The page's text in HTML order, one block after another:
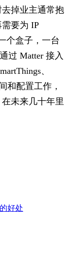
掉业主通常抱
要为 IP
个盒子，一台
过 Matter 接入
、
和配置工作，
未来几十年里
好处